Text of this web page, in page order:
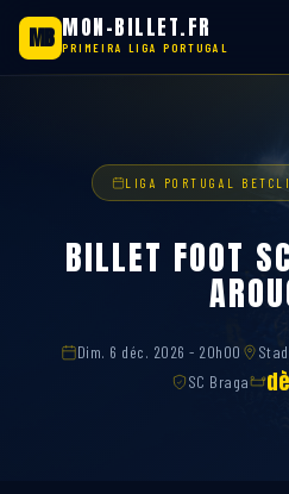
MB MON-BILLET.FR
PRIMEIRA LIGA PORTUGAL
LIGA PORTUGAL
BILLET FOOT
Dim. 6 déc. 2026 - 20h00
SC Braga